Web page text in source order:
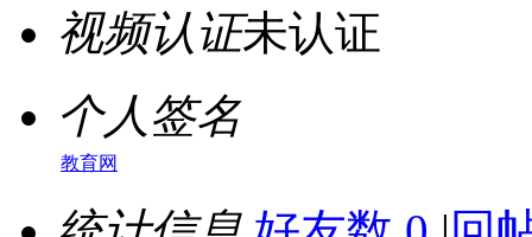
视频认证未认证
个人签名
教育网